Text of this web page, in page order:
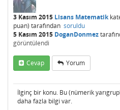
3 Kasım 2015 Lisans Matematik
puan) tarafından soruldu
5 Kasım 2015 DoganDonmez
görüntülendi
Cevap Yorum
İlginç bir konu. Bu (nümerik
daha fazla bilgi var.